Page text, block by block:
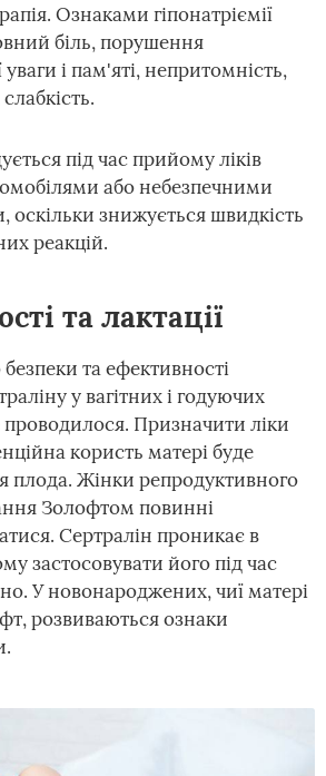
Ознаками гіпонатріємії
біль, порушення
уваги і пам'яті, непритомність,
під час прийому ліків
або небезпечними
оскільки знижується швидкість
реакцій.
та лактації
та ефективності
у вагітних і годуючих
Призначити ліки
користь матері буде
плода. Жінки репродуктивного
Золофтом повинні
Сертралін проникає в
застосовувати його під час
У новонароджених, чиї матері
розвиваються ознаки